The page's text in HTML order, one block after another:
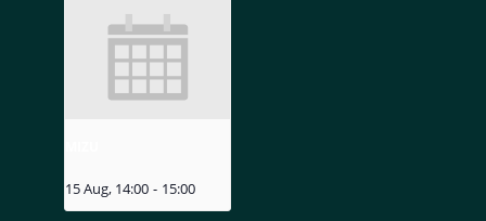
15 Aug, 14:00 - 15:00